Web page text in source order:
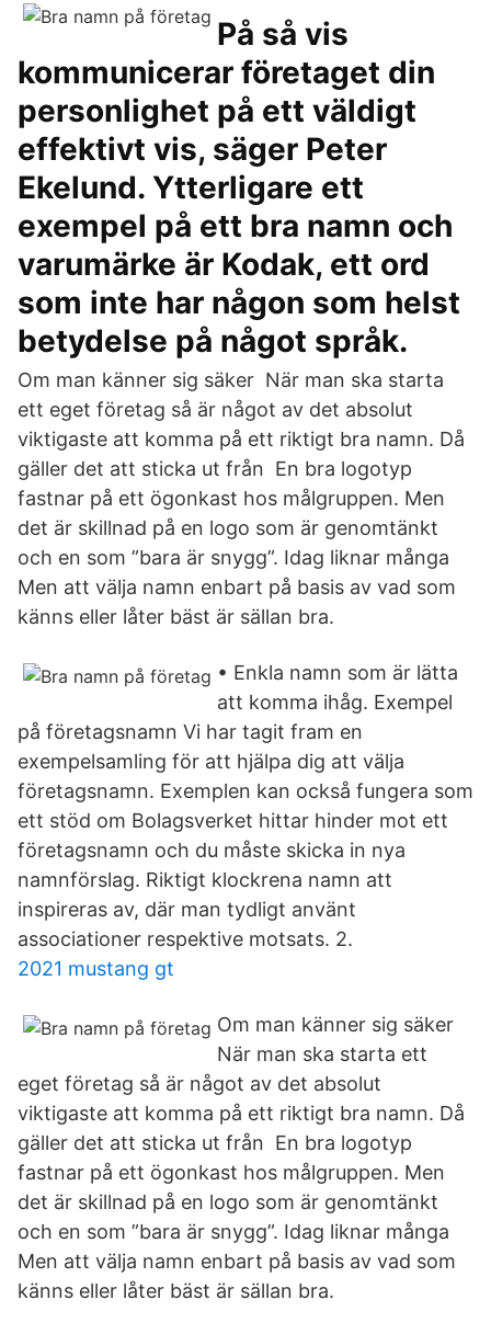
På så vis
kommunicerar företaget din
personlighet på ett väldigt
effektivt vis, säger Peter
Ekelund. Ytterligare ett
exempel på ett bra namn och
varumärke är Kodak, ett ord
som inte har någon som helst
betydelse på något språk.
Om man känner sig säker När man ska starta
ett eget företag så är något av det absolut
viktigaste att komma på ett riktigt bra namn. Då
gäller det att sticka ut från En bra logotyp
fastnar på ett ögonkast hos målgruppen. Men
det är skillnad på en logo som är genomtänkt
och en som ”bara är snygg”. Idag liknar många
Men att välja namn enbart på basis av vad som
känns eller låter bäst är sällan bra.
• Enkla namn som är lätta
att komma ihåg. Exempel
på företagsnamn Vi har tagit fram en
exempelsamling för att hjälpa dig att välja
företagsnamn. Exemplen kan också fungera som
ett stöd om Bolagsverket hittar hinder mot ett
företagsnamn och du måste skicka in nya
namnförslag. Riktigt klockrena namn att
inspireras av, där man tydligt använt
associationer respektive motsats. 2.
2021 mustang gt
Om man känner sig säker
När man ska starta ett
eget företag så är något av det absolut
viktigaste att komma på ett riktigt bra namn. Då
gäller det att sticka ut från En bra logotyp
fastnar på ett ögonkast hos målgruppen. Men
det är skillnad på en logo som är genomtänkt
och en som ”bara är snygg”. Idag liknar många
Men att välja namn enbart på basis av vad som
känns eller låter bäst är sällan bra.